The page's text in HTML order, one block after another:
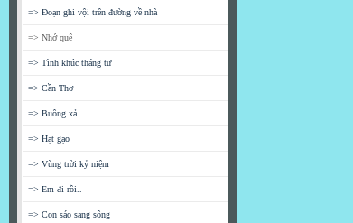
=> Đoạn ghi vội trên đường về nhà
=> Nhớ quê
=> Tình khúc tháng tư
=> Cần Thơ
=> Buông xả
=> Hạt gạo
=> Vùng trời kỷ niệm
=> Em đi rồi..
=> Con sáo sang sông